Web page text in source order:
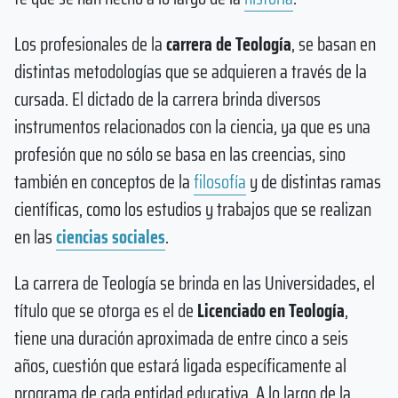
Los profesionales de lacarrera de Teología, se basan en
distintas metodologías que se adquieren a través de la
cursada. El dictado de la carrera brinda diversos
instrumentos relacionados con la ciencia, ya que es una
profesión que no sólo se basa en las creencias, sino
también en conceptos de lafilosofíay de distintas ramas
científicas, como los estudios y trabajos que se realizan
en lasciencias sociales.
La carrera de Teología se brinda en las Universidades, el
título que se otorga es el deLicenciado en Teología,
tiene una duración aproximada de entre cinco a seis
años, cuestión que estará ligada específicamente al